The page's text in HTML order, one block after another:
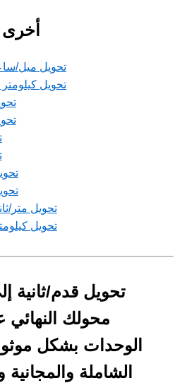
تحويل ميل/
تحويل
تحويل متر/
تحويل
تحويل قدم/ثانية
محولك النهائي
الوحدات بشكل
الشاملة